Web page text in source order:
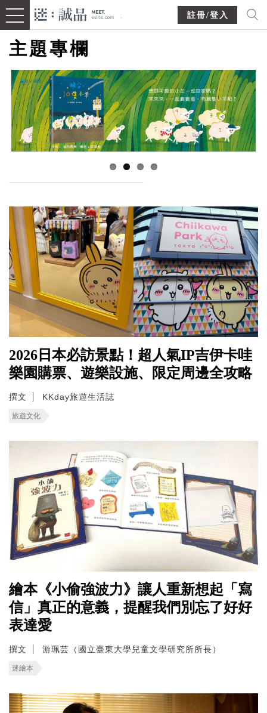
註冊/登入
主題專欄
2026日本必訪景點！超人氣IP吉伊卡哇
樂園購票、遊樂設施、限定周邊全攻略
撰文 KKday旅遊生活誌
旅遊文化
繪本《小偷強波力》讓人重新想起「寫
信」真正的意義，提醒我們別忘了好好
表達愛
撰文 游珮芸（國立臺東大學兒童文學研究所所長）
迷繪本